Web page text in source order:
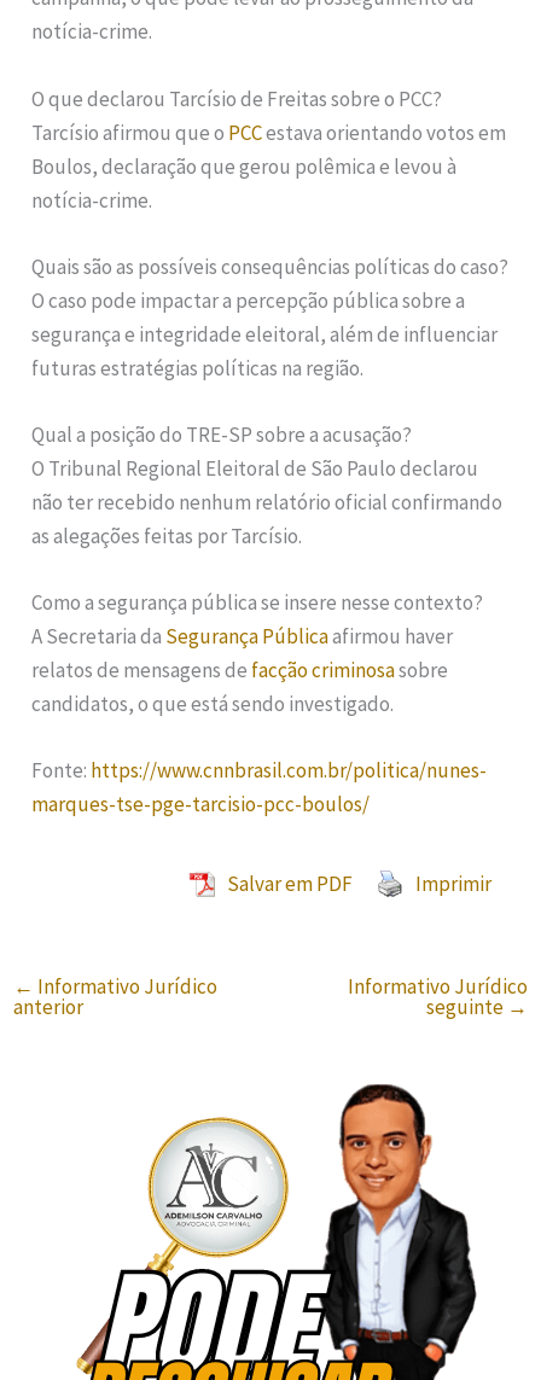
notícia-crime.
O que declarou Tarcísio de Freitas sobre o PCC?
Tarcísio afirmou que o PCCestava orientando votos em
Boulos, declaração que gerou polêmica e levou à
notícia-crime.
Quais são as possíveis consequências políticas do caso?
O caso pode impactar a percepção pública sobre a
segurança e integridade eleitoral, além de influenciar
futuras estratégias políticas na região.
Qual a posição do TRE-SP sobre a acusação?
O Tribunal Regional Eleitoral de São Paulo declarou
não ter recebido nenhum relatório oficial confirmando
as alegações feitas por Tarcísio.
Como a segurança pública se insere nesse contexto?
A Secretaria da Segurança Públicaafirmou haver
relatos de mensagens de facção criminosasobre
candidatos, o que está sendo investigado.
Fonte: https://www.cnnbrasil.com.br/politica/nunes-
marques-tse-pge-tarcisio-pcc-boulos/
Salvar em PDF Imprimir
← Informativo Jurídico
anterior
Informativo Jurídico
seguinte →